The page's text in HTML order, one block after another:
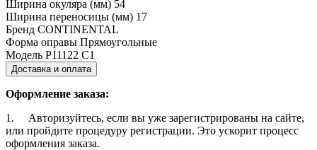
Ширина окуляра (мм) 54
Ширина переносицы (мм) 17
Бренд CONTINENTAL
Форма оправы Прямоугольные
Модель P11122 С1
Доставка и оплата
Оформление заказа:
1. Авторизуйтесь, если вы уже зарегистрированы на сайте,
или пройдите процедуру регистрации. Это ускорит процесс
оформления заказа.